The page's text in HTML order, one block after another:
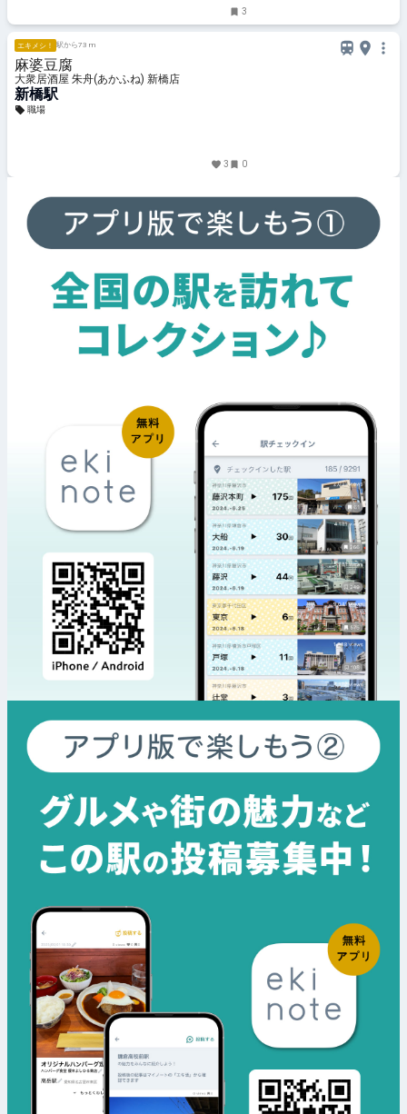
3
エキメシ！ 駅から73 m
麻婆豆腐
大衆居酒屋 朱舟(あかふね) 新橋店
新橋駅
職場
3 0